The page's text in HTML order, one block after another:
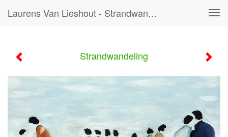
Laurens Van Lieshout - Strandwandeling
Strandwandeling